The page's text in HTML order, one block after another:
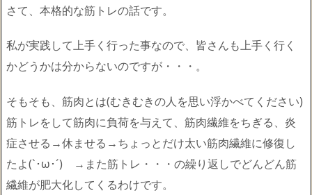
さて、本格的な筋トレの話です。
私が実践して上手く行った事なので、皆さんも上手く行く
かどうかは分からないのですが・・・。
そもそも、筋肉とは(むきむきの人を思い浮かべてください)
筋トレをして筋肉に負荷を与えて、筋肉繊維をちぎる、炎
症させる→休ませる→ちょっとだけ太い筋肉繊維に修復し
たよ(`･ω･´)ゞ→また筋トレ・・・の繰り返しでどんどん筋
繊維が肥大化してくるわけです。